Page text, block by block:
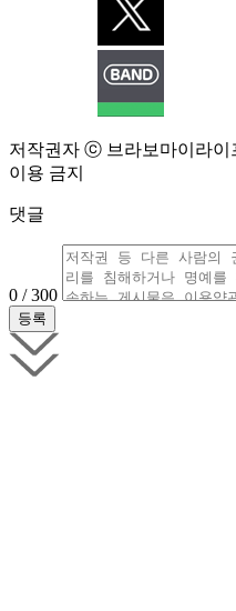
저작권자 ⓒ 브라보마이라이
이용 금지
댓글
0 / 300